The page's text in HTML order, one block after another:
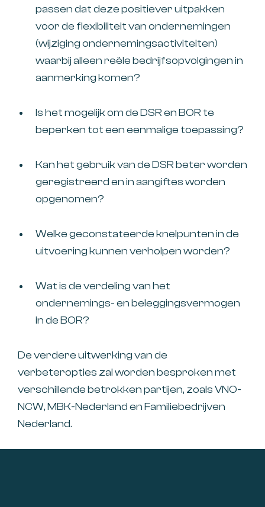
passen dat deze positiever uitpakken
voor de flexibiliteit van ondernemingen
(wijziging ondernemingsactiviteiten)
waarbij alleen reële bedrijfsopvolgingen in
aanmerking komen?
Is het mogelijk om de DSR en BOR te
beperken tot een eenmalige toepassing?
Kan het gebruik van de DSR beter worden
geregistreerd en in aangiftes worden
opgenomen?
Welke geconstateerde knelpunten in de
uitvoering kunnen verholpen worden?
Wat is de verdeling van het
ondernemings- en beleggingsvermogen
in de BOR?
De verdere uitwerking van de
verbeteropties zal worden besproken met
verschillende betrokken partijen, zoals VNO-
NCW, MBK-Nederland en Familiebedrijven
Nederland.